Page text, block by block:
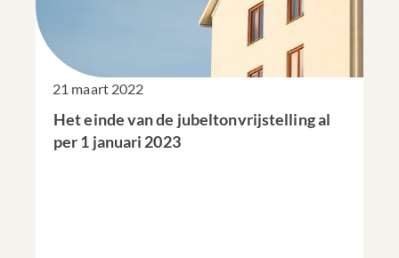
21 maart 2022
Het einde van de jubeltonvrijstelling al
per 1 januari 2023